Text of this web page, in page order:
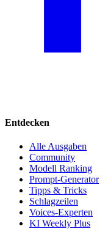
Entdecken
Alle Ausgaben
Community
Modell Ranking
Prompt-Generator
Tipps & Tricks
Schlagzeilen
Voices-Experten
KI Weekly Plus